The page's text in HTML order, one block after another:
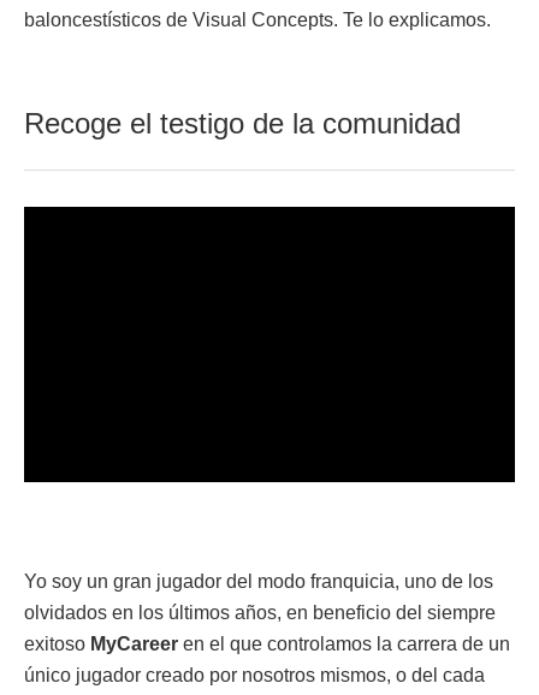
baloncestísticos de Visual Concepts. Te lo explicamos.
Recoge el testigo de la comunidad
Yo soy un gran jugador del modo franquicia, uno de los
olvidados en los últimos años, en beneficio del siempre
exitoso MyCareer en el que controlamos la carrera de un
único jugador creado por nosotros mismos, o del cada